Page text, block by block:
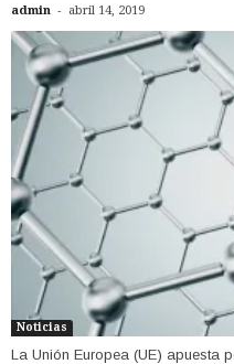
admin - abril 14, 2019
Noticias
La Unión Europea (UE) apuesta